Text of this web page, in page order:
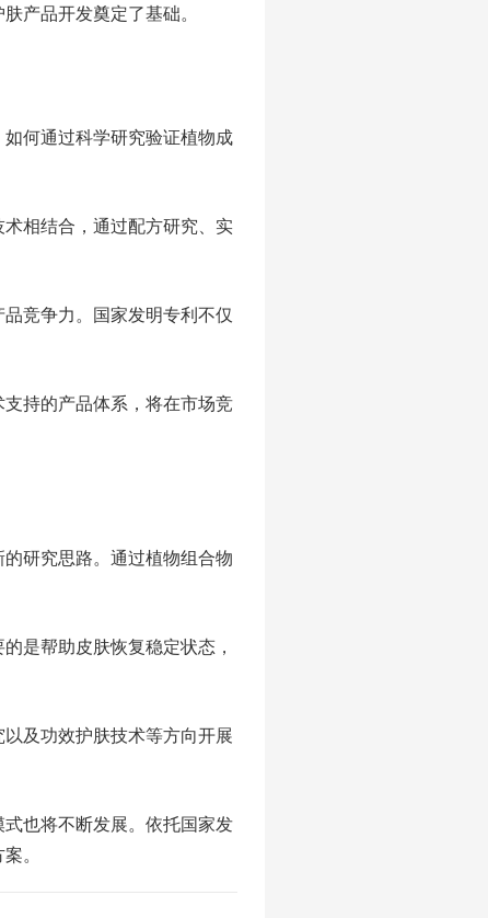
产品开发奠定了基础。
何通过科学研究验证植物成
相结合，通过配方研究、实
竞争力。国家发明专利不仅
持的产品体系，将在市场竞
研究思路。通过植物组合物
是帮助皮肤恢复稳定状态，
及功效护肤技术等方向开展
也将不断发展。依托国家发
。